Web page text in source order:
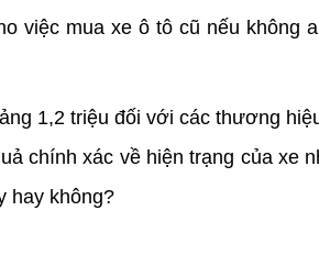
việc mua xe ô tô cũ nếu
1,2 triệu đối với các thương
chính xác về hiện trạng của xe
hay không?